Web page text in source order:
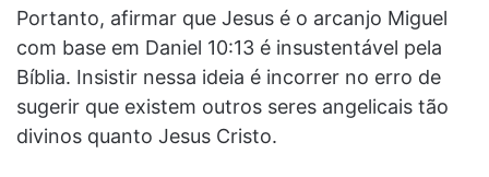
Portanto, afirmar que Jesus é o arcanjo Miguel
com base em Daniel 10:13 é insustentável pela
Bíblia. Insistir nessa ideia é incorrer no erro de
sugerir que existem outros seres angelicais tão
divinos quanto Jesus Cristo.